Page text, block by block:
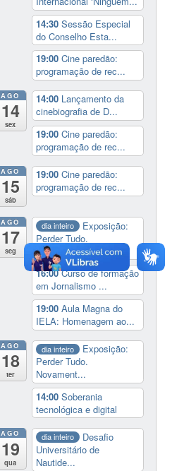
14:30Sessão Especial
do Conselho Esta...
19:00Cine paredão:
programação de rec...
AGO
14
sex
14:00 Lançamento da
cinebiografia de D...
19:00Cine paredão:
programação de rec...
AGO
15
sáb
19:00Cine paredão:
programação de rec...
AGO
17
seg
dia inteiro
Exposição:
Perder Tudo.
Novament...
16:00Curso de formação
em Jornalismo ...
19:00Aula Magna do
IELA: Homenagem ao...
AGO
18
ter
dia inteiro
Exposição:
Perder Tudo.
Novament...
14:00Soberania
tecnológica e digital
AGO
19
qua
dia inteiro
Desafio
Universitário de
Nautide...